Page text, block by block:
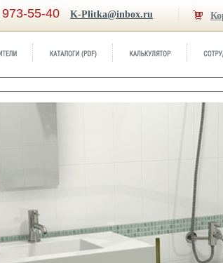
973-55-40 K-Plitka@inbox.ru